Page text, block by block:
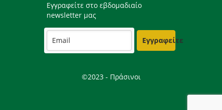
Εγγραφείτε στο εβδομαδιαίο
newsletter μας
Εγγραφείτε
©2023 - Πράσινοι